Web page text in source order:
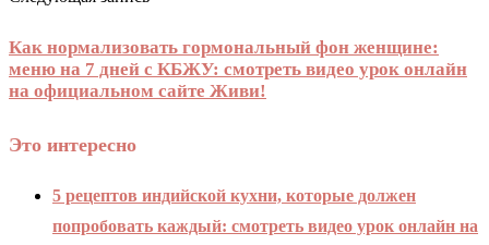
Как нормализовать гормональный фон женщине:
меню на 7 дней с КБЖУ: смотреть видео урок онлайн
на официальном сайте Живи!
Это интересно
5 рецептов индийской кухни, которые должен
попробовать каждый: смотреть видео урок онлайн на